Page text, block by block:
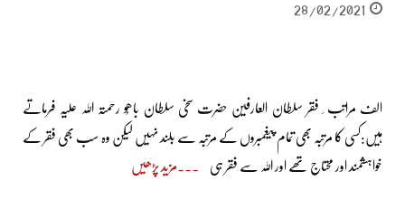
28/02/2021
الف مراتب ِ فقر سلطان العارفین حضرت سخی سلطان باھُو رحمتہ اللہ علیہ فرماتے
ہیں:کسی کا مرتبہ بھی تمام پیغمبروں کے مرتبہ سے بلند نہیں لیکن وہ سب بھی فقر کے
خواہشمند اور محتاج تھے اور اللہ سے فقر ہی مزید پڑھیں